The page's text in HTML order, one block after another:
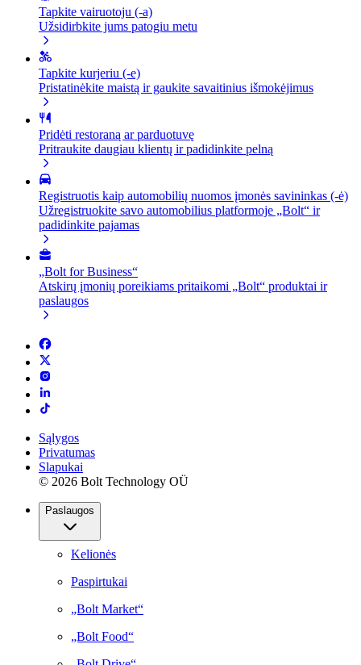
Tapkite vairuotoju (-a)
Užsidirbkite jums patogiu metu
Tapkite kurjeriu (-e)
Pristatinėkite maistą ir gaukite savaitinius išmokėjimus
Pridėti restoraną ar parduotuvę
Pritraukite daugiau klientų ir padidinkite pelną
Registruotis kaip automobilių nuomos įmonės savininkas (-ė)
Užregistruokite savo automobilius platformoje „Bolt“ ir
padidinkite pajamas
„Bolt for Business“
Atskirų įmonių poreikiams pritaikomi „Bolt“ produktai ir
paslaugos
Sąlygos
Privatumas
Slapukai
© 2026 Bolt Technology OÜ
Paslaugos
Kelionės
Paspirtukai
„Bolt Market“
„Bolt Food“